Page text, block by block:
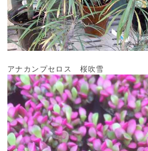
アナカンプセロス 桜吹雪